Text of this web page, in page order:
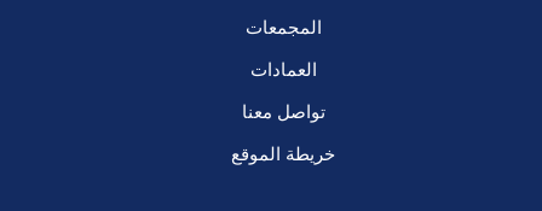
المجمعات
العمادات
تواصل معنا
خريطة الموقع